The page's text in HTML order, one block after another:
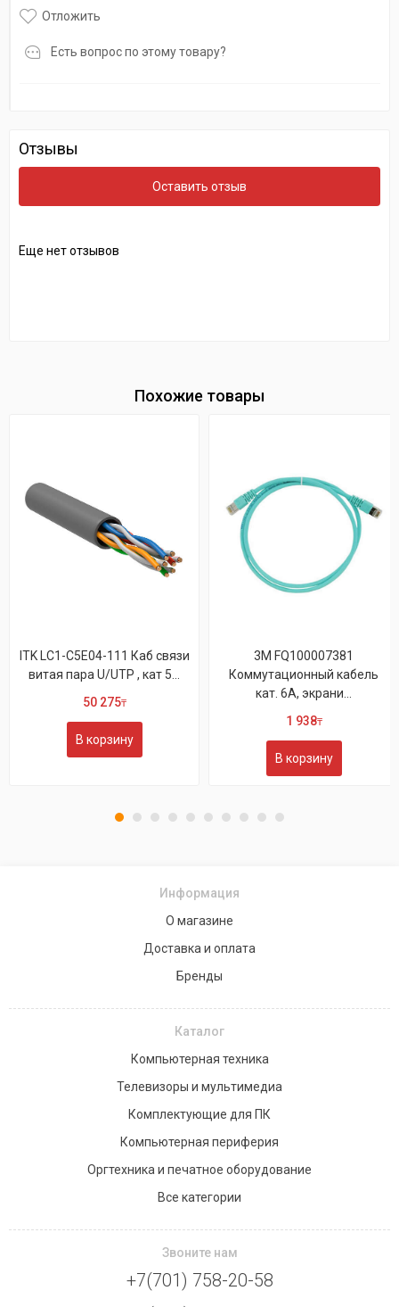
Отложить
Есть вопрос по этому товару?
Отзывы
Оставить отзыв
Еще нет отзывов
Похожие товары
111 Каб связи
U/UTP , кат 5...
3M FQ100007381
Коммутационный кабель
кат. 6А, экрани...
U/UTP
Информация
О магазине
Доставка и оплата
Бренды
Каталог
Компьютерная техника
Телевизоры и мультимедиа
Комплектующие для ПК
Компьютерная периферия
Оргтехника и печатное оборудование
Все категории
Звоните нам
+7(701) 758-20-58